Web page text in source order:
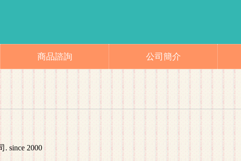
商品諮詢 公司簡介
since 2000